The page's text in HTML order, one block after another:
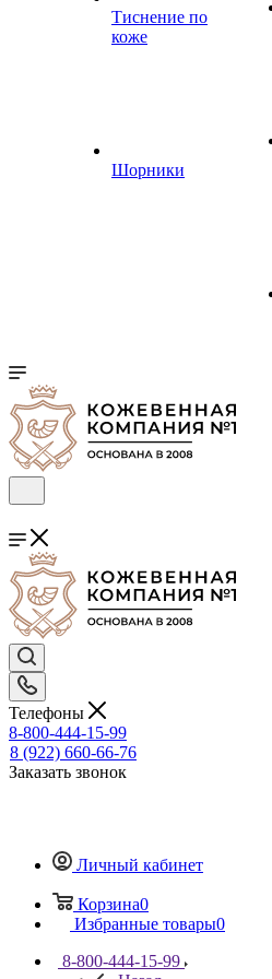
Тиснение по
коже
Шорники
Телефоны
8-800-444-15-99
8 (922) 660-66-76
Заказать звонок
Личный кабинет
Корзина0
Избранные товары0
8-800-444-15-99